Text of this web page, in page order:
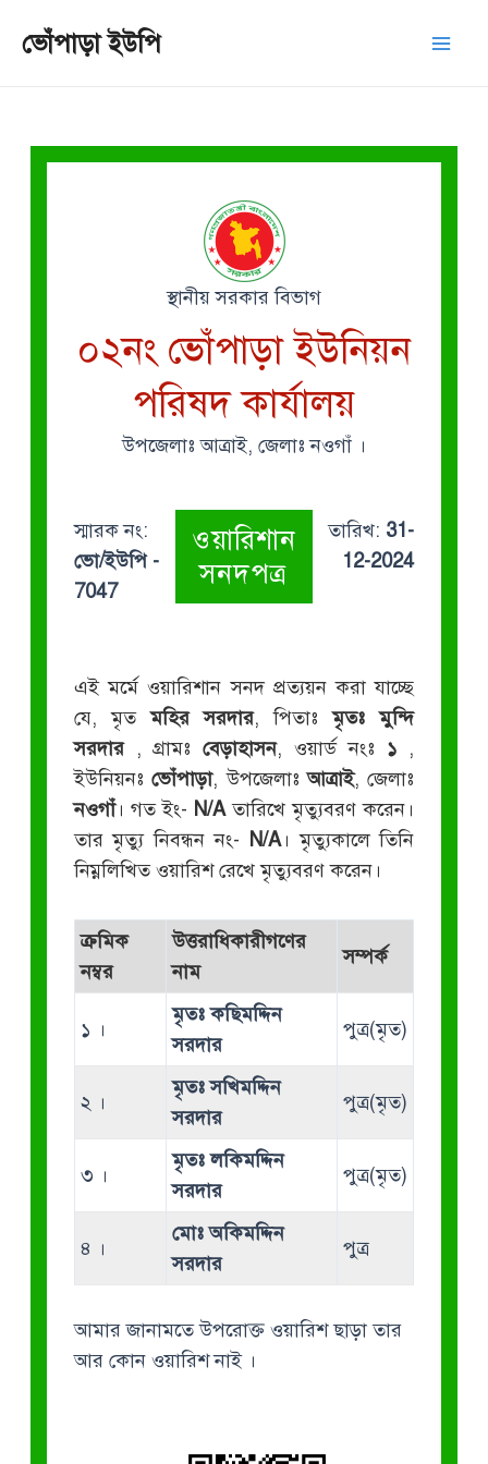
ভোঁপাড়া ইউপি
স্থানীয় সরকার বিভাগ
০২নং ভোঁপাড়া ইউনিয়ন
পরিষদ কার্যালয়
উপজেলাঃ আত্রাই, জেলাঃ নওগাঁ ।
স্মারক নং:
ভো/ইউপি -
7047
ওয়ারিশান
সনদপত্র
তারিখ: 31-
12-2024
এই মর্মে ওয়ারিশান সনদ প্রত্যয়ন করা যাচ্ছে
যে, মৃতমহির সরদার, পিতাঃমৃতঃ মুন্দি
সরদার, গ্রামঃবেড়াহাসন, ওয়ার্ড নংঃ ১ ,
ইউনিয়নঃভোঁপাড়া, উপজেলাঃআত্রাই, জেলাঃ
নওগাঁ। গত ইং- N/Aতারিখে মৃত্যুবরণ করেন।
তার মৃত্যু নিবন্ধন নং- N/A। মৃত্যুকালে তিনি
নিম্নলিখিত ওয়ারিশ রেখে মৃত্যুবরণ করেন।
ক্রমিক
নম্বর
উত্তরাধিকারীগণের
নাম
সম্পর্ক
১ ।
মৃতঃ কছিমদ্দিন
সরদার
পুত্র(মৃত)
২ ।
মৃতঃ সখিমদ্দিন
সরদার
পুত্র(মৃত)
৩ ।
মৃতঃ লকিমদ্দিন
সরদার
পুত্র(মৃত)
৪ ।
মোঃ অকিমদ্দিন
সরদার
পুত্র
আমার জানামতে উপরোক্ত ওয়ারিশ ছাড়া তার
আর কোন ওয়ারিশ নাই ।